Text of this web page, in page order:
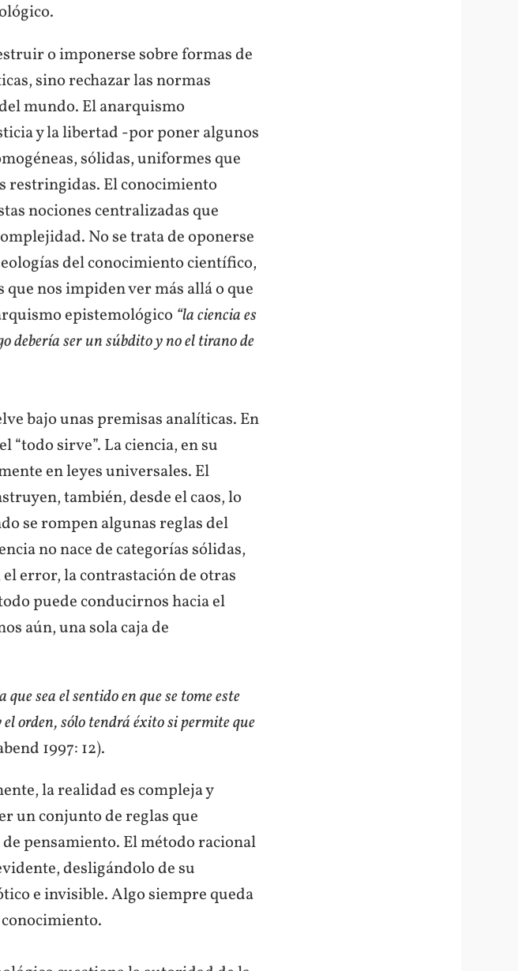
o imponerse sobre formas de
sino rechazar las normas
mundo. El anarquismo
y la libertad -por poner algunos
sólidas, uniformes que
restringidas. El conocimiento
nociones centralizadas que
No se trata de oponerse
del conocimiento científico,
nos impiden ver más allá o que
epistemológico “la ciencia es
debería ser un súbdito y no el tirano de
bajo unas premisas analíticas. En
sirve”. La ciencia, en su
en leyes universales. El
también, desde el caos, lo
se rompen algunas reglas del
no nace de categorías sólidas,
error, la contrastación de otras
puede conducirnos hacia el
aún, una sola caja de
sea el sentido en que se tome este
orden, sólo tendrá éxito si permite que
1997: 12).
la realidad es compleja y
un conjunto de reglas que
pensamiento. El método racional
desligándolo de su
e invisible. Algo siempre queda